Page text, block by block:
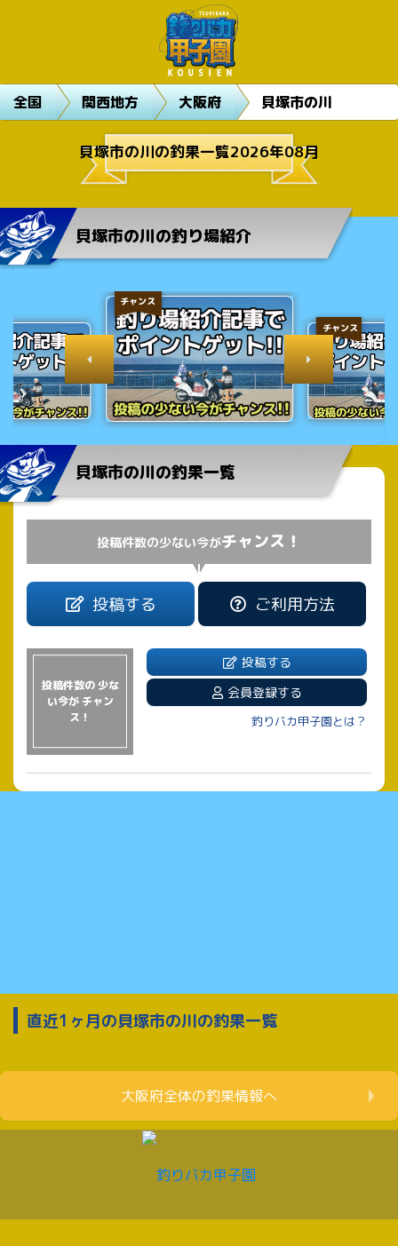
全国 関西地方 大阪府 貝塚市の川
貝塚市の川の釣果一覧2026年08月
貝塚市の川の釣り場紹介
チャンス
チャンス
貝塚市の川の釣果一覧
投稿件数の少ない今がチャンス！
投稿する ご利用方法
投稿件数の 少な
い今が チャン
ス！
投稿する
会員登録する
釣りバカ甲子園とは？
直近1ヶ月の貝塚市の川の釣果一覧
大阪府全体の釣果情報へ